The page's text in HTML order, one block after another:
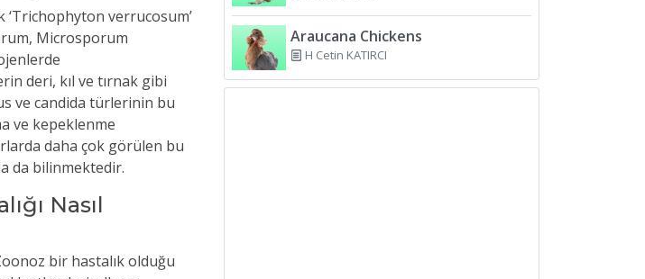
verrucosum’
Microsporum
deri, kıl ve tırnak gibi
ve candida türlerinin bu
ve kepeklenme
daha çok görülen bu
da bilinmektedir.
Nasıl
bir hastalık olduğu
Araucana Chickens
H Cetin KATIRCI